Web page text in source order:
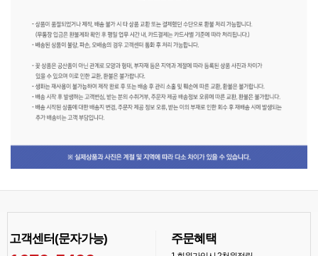
고객센터(문자가능) 주문혜택